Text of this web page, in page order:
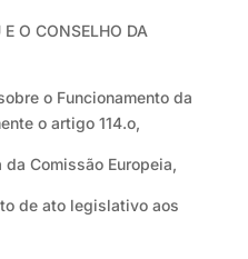
O CONSELHO DA
o Funcionamento da
o artigo 114.o,
Comissão Europeia,
de ato legislativo aos